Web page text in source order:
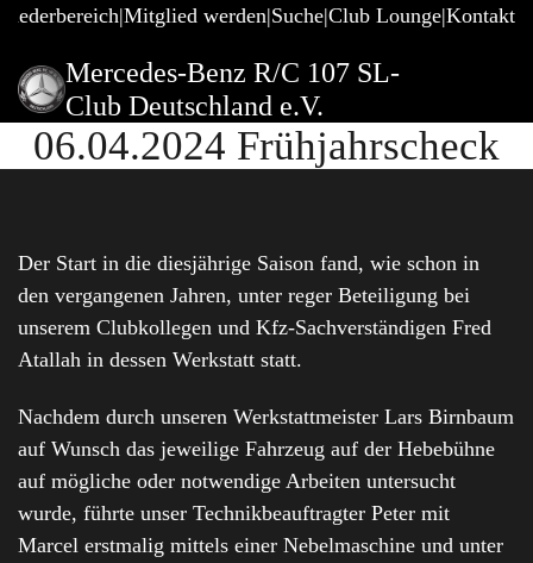
Mitglied werden Suche Club Lounge Kontakt
Mercedes-Benz R/C 107 SL-
Club Deutschland e.V.
06.04.2024 Frühjahrscheck
Der Start in die diesjährige Saison fand, wie schon in
den vergangenen Jahren, unter reger Beteiligung bei
unserem Clubkollegen und Kfz-Sachverständigen Fred
Atallah in dessen Werkstatt statt.
Nachdem durch unseren Werkstattmeister Lars Birnbaum
auf Wunsch das jeweilige Fahrzeug auf der Hebebühne
auf mögliche oder notwendige Arbeiten untersucht
wurde, führte unser Technikbeauftragter Peter mit
Marcel erstmalig mittels einer Nebelmaschine und unter